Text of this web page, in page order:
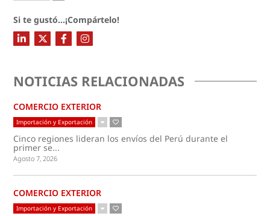
Si te gustó...¡Compártelo!
NOTICIAS RELACIONADAS
COMERCIO EXTERIOR
Importación y Exportación
Cinco regiones lideran los envíos del Perú durante el
primer se...
Agosto 7, 2026
COMERCIO EXTERIOR
Importación y Exportación